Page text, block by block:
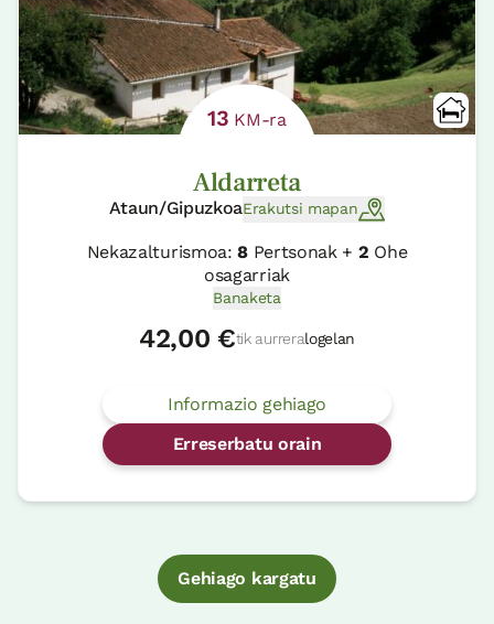
13 KM-ra
Aldarreta
Ataun/GipuzkoaErakutsi mapan
Nekazalturismoa:8Pertsonak + 2 Ohe
osagarriak
Banaketa
42,00 €tik aurreralogelan
Informazio gehiago
Erreserbatu orain
Gehiago kargatu